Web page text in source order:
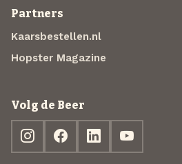
Partners
Kaarsbestellen.nl
Hopster Magazine
Volg de Beer